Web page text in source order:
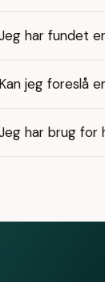
har fundet
Kan jeg foreslå
har brug for